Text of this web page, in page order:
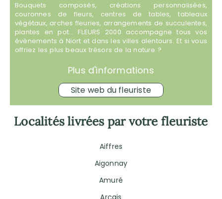
Bouquets composés, créations personnalisées,
couronnes de fleurs, centres de tables, tableaux
végétaux, arches fleuries, arrangements de succulentes,
plantes en pot… FLEURS 2000 accompagne tous vos
évènements à Niort et dans les villes alentours. Et si vous
offriez les plus beaux trésors de la nature ?
Plus d'informations
Site web du fleuriste
Localités livrées par votre fleuriste
Aiffres
Aigonnay
Amuré
Arçais